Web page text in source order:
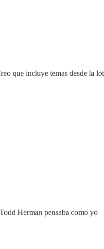
que incluye temas desde la
Herman pensaba como yo